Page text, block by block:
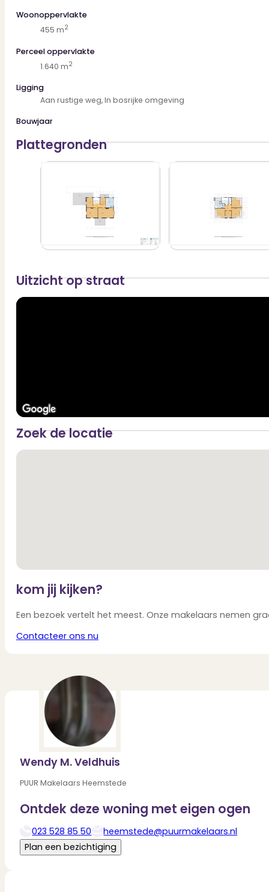
* Ruime parkeergelegenheid op eigen terrein
* Voor indeling en maatvoering zie plattegronden
Woonoppervlakte
455 m2
Perceel oppervlakte
1.640 m2
Ligging
Aan rustige weg, In bosrijke omgeving
Bouwjaar
Plattegronden
Uitzicht op straat
Zoek de locatie
kom jij kijken?
Een bezoek vertelt het meest. Onze makelaars nemen
Contacteer ons nu
Wendy M. Veldhuis
PUUR Makelaars Heemstede
Ontdek deze woning met eigen ogen
023 528 85 50
heemstede@puurmakelaars.nl
Plan een bezichtiging